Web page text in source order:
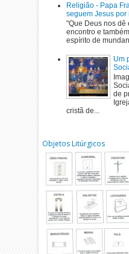
Religião - Papa
seguem Jesus por
"Que Deus nos dê
encontro e
espírito de
Um
de
cristã de...
Objetos Litúrgicos